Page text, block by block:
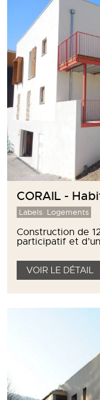
CORAIL -
Labels Logements
Construction de
participatif et
VOIR LE DÉTAIL